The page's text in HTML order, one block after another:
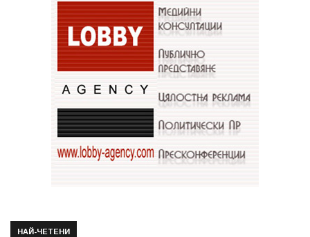
НАЙ-ЧЕТЕНИ